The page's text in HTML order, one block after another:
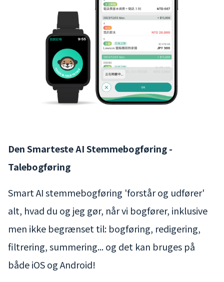
Den Smarteste AI Stemmebogføring -
Talebogføring
Smart AI stemmebogføring 'forstår og udfører'
alt, hvad du og jeg gør, når vi bogfører, inklusive
men ikke begrænset til: bogføring, redigering,
filtrering, summering... og det kan bruges på
både iOS og Android!